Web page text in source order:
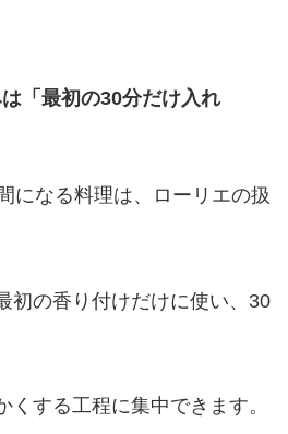
「最初の30分だけ入れ
になる料理は、ローリエの扱
初の香り付けだけに使い、30
くする工程に集中できます。